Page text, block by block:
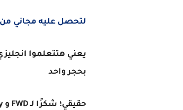
لتحصل عليه مجاني من
يعني هتتعلموا
بحجر واحد
حقيقي؛ شكرًا لـ FWD و Udacity الي أتاحوا هذه الفرصة الرائعة مجانًا!